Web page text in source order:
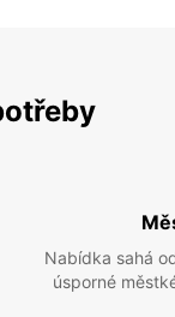
Nabídka sahá
úsporné